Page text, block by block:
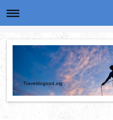
Traveldogood.org